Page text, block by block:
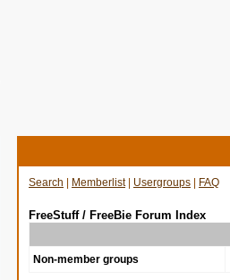
Search Memberlist| Usergroups FAQ
FreeStuff / FreeBie Forum Index
Non-member groups